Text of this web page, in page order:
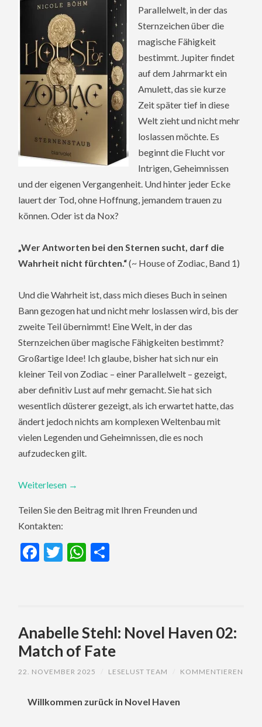
Parallelwelt, in der das
Sternzeichen über die
magische Fähigkeit
bestimmt. Jupiter findet
auf dem Jahrmarkt ein
Amulett, das sie kurze
Zeit später tief in diese
Welt zieht und nicht mehr
loslassen möchte. Es
beginnt die Flucht vor
Intrigen, Geheimnissen
und der eigenen Vergangenheit. Und hinter jeder Ecke
lauert der Tod, ohne Hoffnung, jemandem trauen zu
können. Oder ist da Nox?
„Wer Antworten bei den Sternen sucht, darf die
Wahrheit nicht fürchten.“(~ House of Zodiac, Band 1)
Und die Wahrheit ist, dass mich dieses Buch in seinen
Bann gezogen hat und nicht mehr loslassen wird, bis der
zweite Teil übernimmt! Eine Welt, in der das
Sternzeichen über magische Fähigkeiten bestimmt?
Großartige Idee! Ich glaube, bisher hat sich nur ein
kleiner Teil von Zodiac – einer Parallelwelt – gezeigt,
aber definitiv Lust auf mehr gemacht. Sie hat sich
wesentlich düsterer gezeigt, als ich erwartet hatte, das
ändert jedoch nichts am komplexen Weltenbau mit
vielen Legenden und Geheimnissen, die es noch
aufzudecken gilt.
Weiterlesen →
Teilen Sie den Beitrag mit Ihren Freunden und
Kontakten:
Facebook
TwitterWhatsApp
Anabelle Stehl: Novel Haven 02:
Match of Fate
22. NOVEMBER 2025 LESELUST TEAM KOMMENTIEREN
Willkommen zurück in Novel Haven